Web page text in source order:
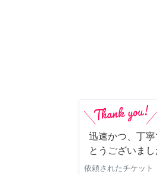
迅速かつ、丁
とうございま
依頼されたチケット